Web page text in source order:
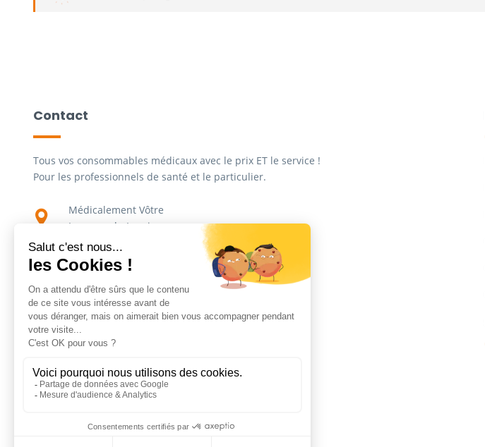
Contact
Tous vos consommables médicaux avec le prix ET le service !
Pour les professionnels de santé et le particulier.
Médicalement Vôtre
Impasse du Lavoir
ZAC du Carreau de la Mine
CS30695
13590 Meyreuil
04 91 02 06 17